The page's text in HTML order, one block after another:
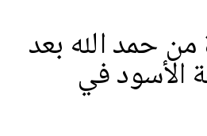
حمد الله بعد
الأسود في